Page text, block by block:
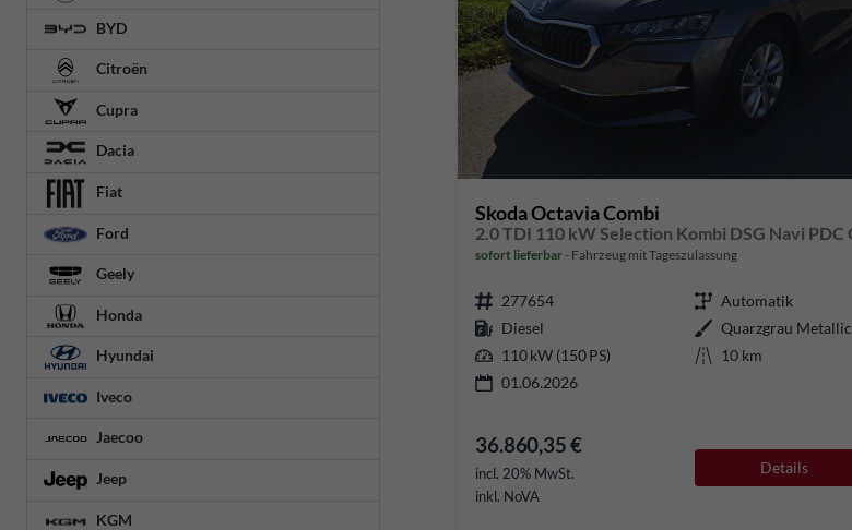
Skoda Octavia Combi
sofort lieferbar Fahrzeug mit Tageszulassung
277654
Automatik
Diesel
Quarzgrau Metallic
110 kW (150 PS)
10 km
01.06.2026
36.860,35 €
incl. 20% MwSt.
inkl. NoVA
Details
BYD
Citroën
Cupra
Dacia
Fiat
Ford
Geely
Honda
Hyundai
Iveco
Jaecoo
Jeep
KGM